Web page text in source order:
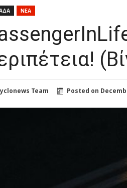
ΝΕΑ
Team Posted on